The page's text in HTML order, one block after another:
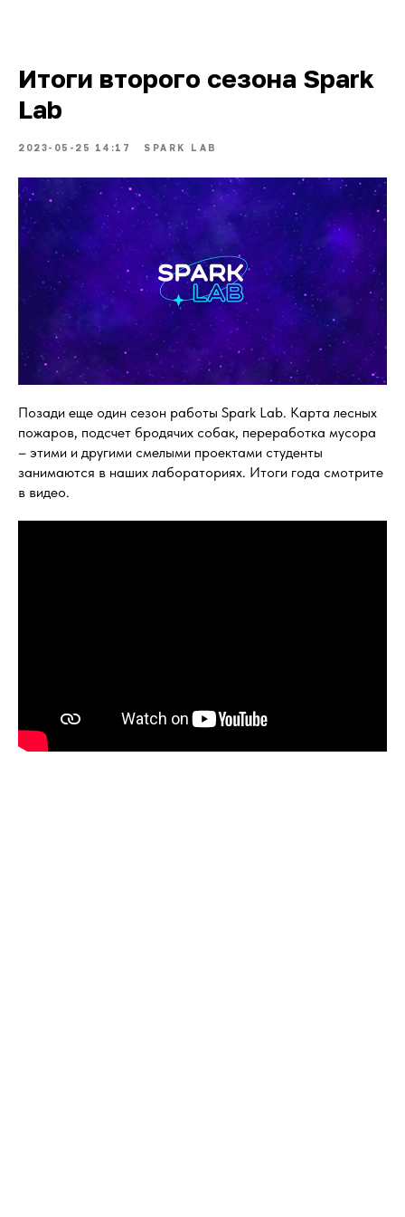
Итоги второго сезона Spark
Lab
2023-05-25 14:17 SPARK LAB
Позади еще один сезон работы Spark Lab. Карта лесных
пожаров, подсчет бродячих собак, переработка мусора
– этими и другими смелыми проектами студенты
занимаются в наших лабораториях. Итоги года смотрите
в видео.